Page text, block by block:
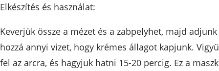
Elkészítés és használat:
Keverjük össze a mézet és a zabpelyhet, majd adjunk
hozzá annyi vizet, hogy krémes állagot kapjunk.
fel az arcra, és hagyjuk hatni 15-20 percig. Ez a maszk